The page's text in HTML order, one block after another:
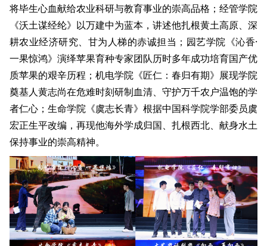
将毕生心血献给农业科研与教育事业的崇高品格；经管学院
《沃土谋经纶》以万建中为蓝本，讲述他扎根黄土高原、深
耕农业经济研究、甘为人梯的赤诚担当；园艺学院《沁香·
一果惊鸿》演绎苹果育种专家团队历时多年成功培育国产优
质苹果的艰辛历程；机电学院《匠仁：春归有期》展现学院
奠基人黄志尚在危难时刻研制血清、守护万千农户温饱的学
者仁心；生命学院《虞志长青》根据中国科学院学部委员虞
宏正生平改编，再现他海外学成归国、扎根西北、献身水土
保持事业的崇高精神。